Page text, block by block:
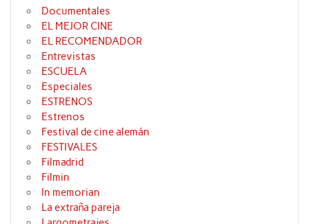
Documentales
EL MEJOR CINE
EL RECOMENDADOR
Entrevistas
ESCUELA
Especiales
ESTRENOS
Estrenos
Festival de cine alemán
FESTIVALES
Filmadrid
Filmin
In memorian
La extraña pareja